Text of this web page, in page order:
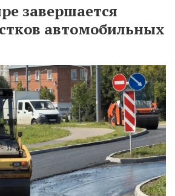
завершается
автомобильных